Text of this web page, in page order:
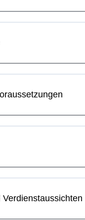
Verdienstaussichten